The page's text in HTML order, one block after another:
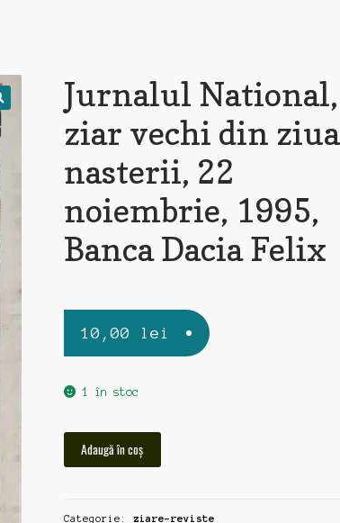
Jurnalul National,
ziar vechi din ziua
nasterii, 22
noiembrie, 1995,
Banca Dacia Felix
10,00 lei
1 în stoc
Jurnalul
vechi
Adaugă în coș
Categorie: ziare-reviste